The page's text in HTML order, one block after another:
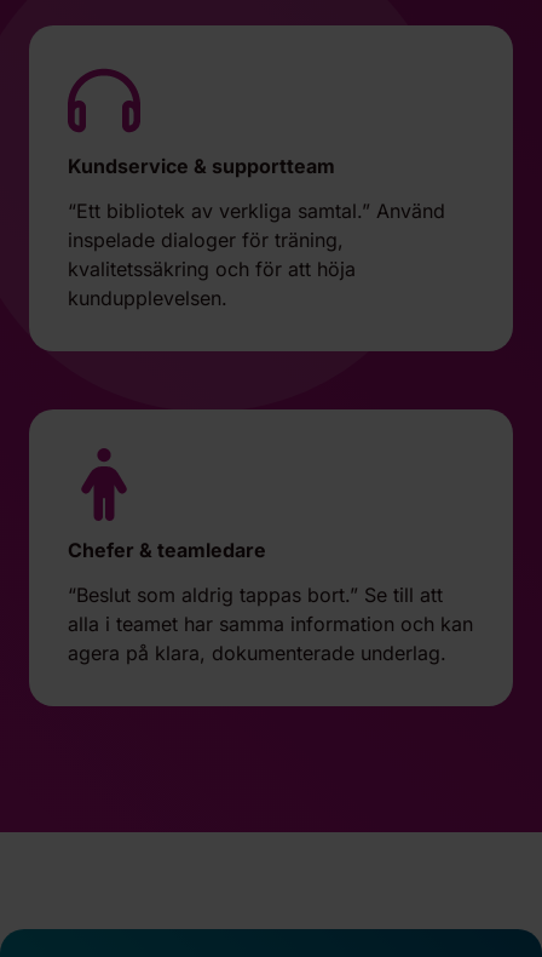
Kundservice & supportteam
“Ett bibliotek av verkliga samtal.” Använd
inspelade dialoger för träning,
kvalitetssäkring och för att höja
kundupplevelsen.
Chefer & teamledare
“Beslut som aldrig tappas bort.” Se till att
alla i teamet har samma information och kan
agera på klara, dokumenterade underlag.